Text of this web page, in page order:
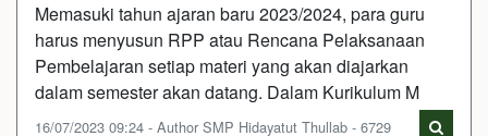
Memasuki tahun ajaran baru 2023/2024, para guru
harus menyusun RPP atau Rencana Pelaksanaan
Pembelajaran setiap materi yang akan diajarkan
dalam semester akan datang. Dalam Kurikulum M
16/07/2023 09:24 - Author SMP Hidayatut Thullab - 6729